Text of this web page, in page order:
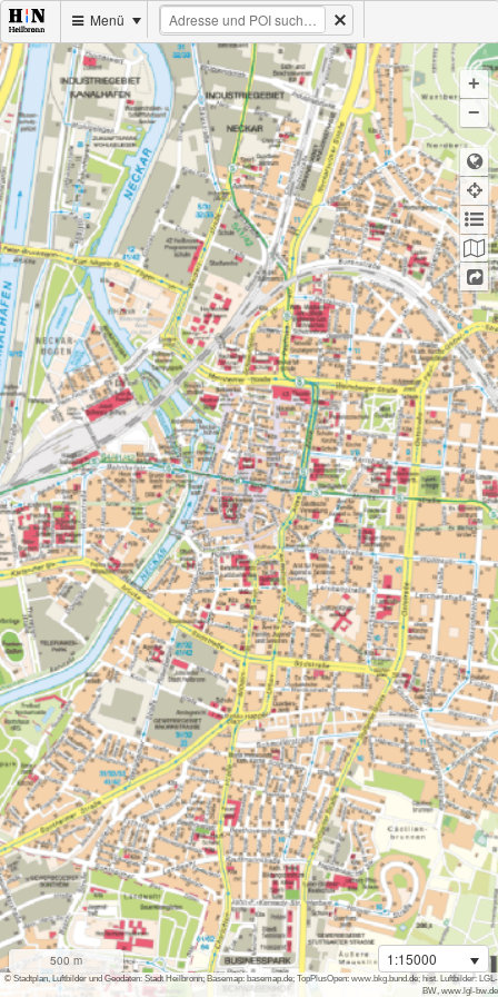
+
−
i
500 m
Menü
1:15000
© Stadtplan, Luftbilder und Geodaten: Stadt Heilbronn; Basemap: basemap.de; TopPlusOpen: www.bkg.bund.de; hist. Luftbilder: LGL-
BW, www.lgl-bw.de